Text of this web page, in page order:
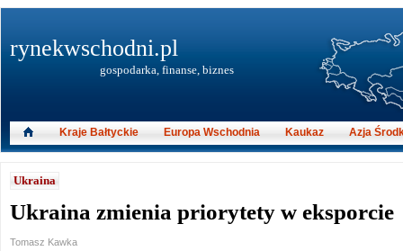
Ukraina
Ukraina zmienia priorytety w eksporcie
Tomasz Kawka
rynekwschodni.pl
gospodarka, finanse, biznes
Kraje Bałtyckie Europa Wschodnia Kaukaz Azja